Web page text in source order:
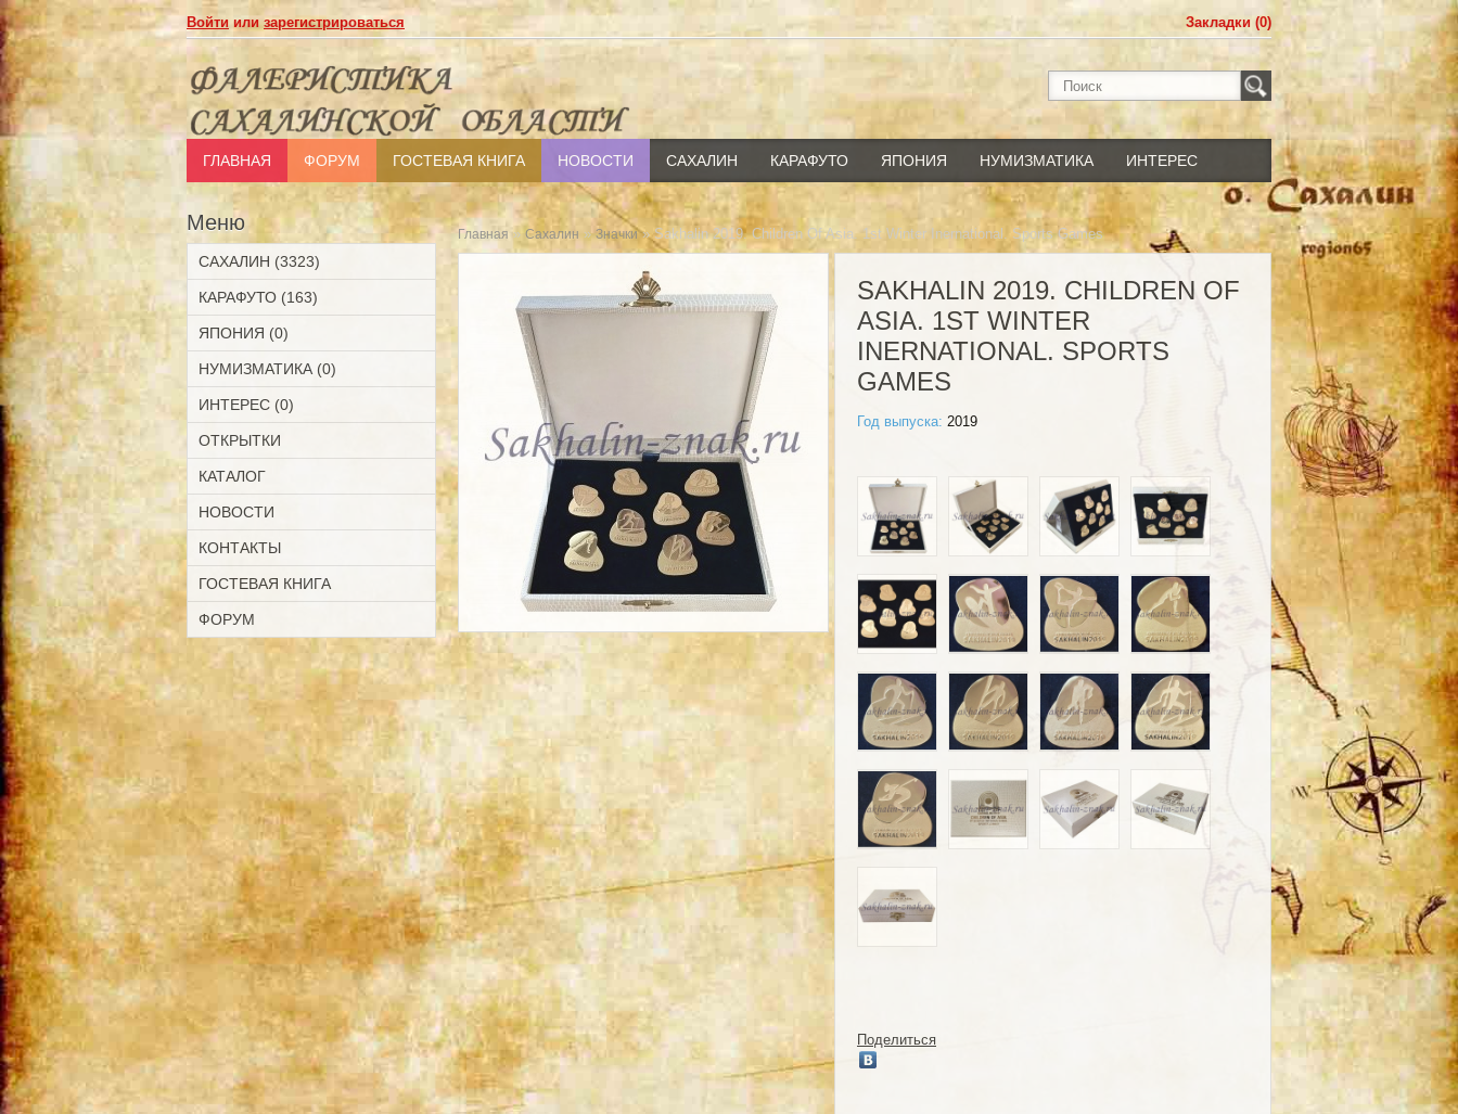
Войти илизарегистрироваться Закладки (0)
ГЛАВНАЯ ФОРУМ ГОСТЕВАЯ КНИГА НОВОСТИ САХАЛИН КАРАФУТО ЯПОНИЯ НУМИЗМАТИКА ИНТЕРЕС
Меню
САХАЛИН (3323)
КАРАФУТО (163)
ЯПОНИЯ (0)
НУМИЗМАТИКА (0)
ИНТЕРЕС (0)
ОТКРЫТКИ
КАТАЛОГ
НОВОСТИ
КОНТАКТЫ
ГОСТЕВАЯ КНИГА
ФОРУМ
Главная » Сахалин »Значки» Sakhalin 2019. Children Of Asia. 1st Winter Inеrnational. Sports Games
SAKHALIN 2019. CHILDREN OF
ASIA. 1ST WINTER
INЕRNATIONAL. SPORTS
GAMES
Год выпуска: 2019
Поделиться